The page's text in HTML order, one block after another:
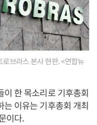
브라스 본사 현판. <연합뉴
이 한 목소리로 기후총회
는 이유는 기후총회 개최
이다.